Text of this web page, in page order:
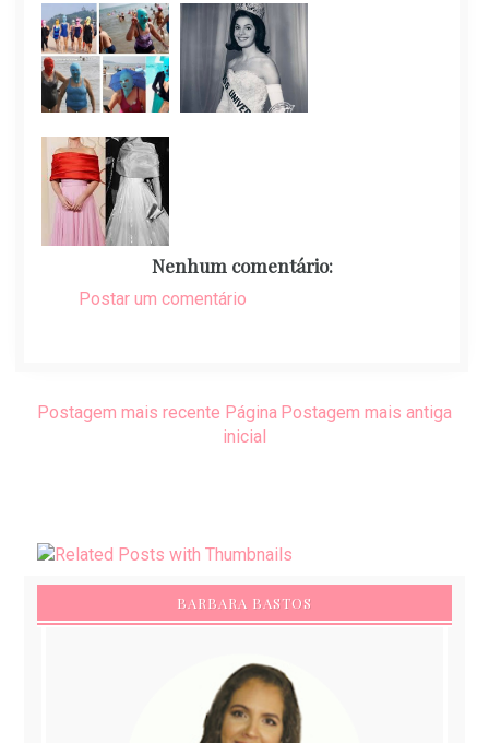
Nenhum comentário:
Postar um comentário
Postagem mais recente Postagem mais antiga
Página
inicial
BARBARA BASTOS